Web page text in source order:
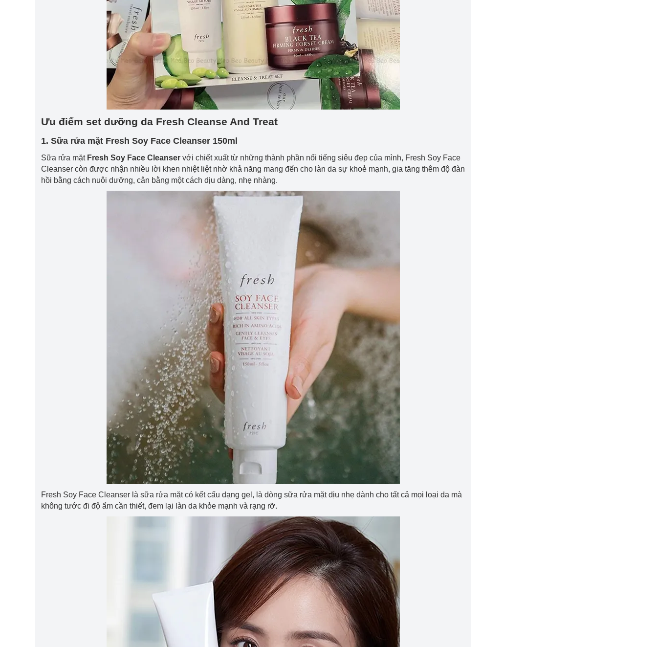
Ưu điểm set dưỡng da Fresh Cleanse And Treat
1. Sữa rửa mặt Fresh Soy Face Cleanser 150ml
Sữa rửa mặt Fresh Soy Face Cleanser với chiết xuất từ những thành phần nổi tiếng siêu đẹp của mình, Fresh Soy Face
Cleanser còn được nhận nhiều lời khen nhiệt liệt nhờ khả năng mang đến cho làn da sự khoẻ mạnh, gia tăng thêm độ đàn
hồi bằng cách nuôi dưỡng, cân bằng một cách dịu dàng, nhẹ nhàng.
Fresh Soy Face Cleanser là sữa rửa mặt có kết cấu dạng gel, là dòng sữa rửa mặt dịu nhẹ dành cho tất cả mọi loại da mà
không tước đi độ ẩm cần thiết, đem lại làn da khỏe mạnh và rạng rỡ.